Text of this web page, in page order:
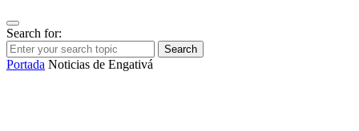
Search for:
Search
Portada Noticias de Engativá